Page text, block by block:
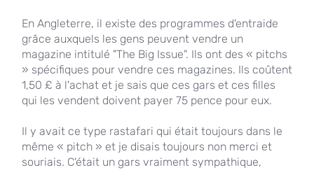
En Angleterre, il existe des programmes d'entraide
grâce auxquels les gens peuvent vendre un
magazine intitulé "The Big Issue". Ils ont des « pitchs
» spécifiques pour vendre ces magazines. Ils coûtent
1,50 £ à l'achat et je sais que ces gars et ces filles
qui les vendent doivent payer 75 pence pour eux.
Il y avait ce type rastafari qui était toujours dans le
même « pitch » et je disais toujours non merci et
souriais. C'était un gars vraiment sympathique,